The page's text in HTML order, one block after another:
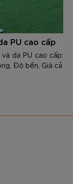
PU cao cấp
da PU cao cấp:
Độ bền, Giá cả